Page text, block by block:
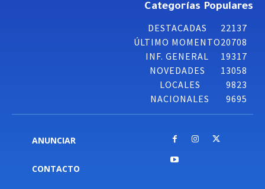
Categorías Populares
DESTACADAS
22137
ÚLTIMO MOMENTO20708
INF. GENERAL
19317
NOVEDADES
13058
LOCALES
9823
NACIONALES
9695
ANUNCIAR
CONTACTO